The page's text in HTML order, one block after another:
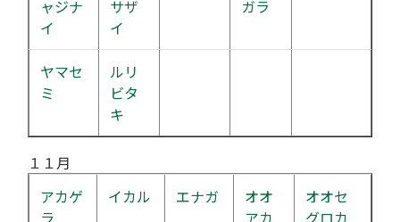
ャジナ
イ
サザ
イ
ガラ
ヤマセ
ミ
ルリ
ビタ
キ
１１月
アカゲ
ラ
イカル エナガ
オオ
アカ
オオセ
グロカ